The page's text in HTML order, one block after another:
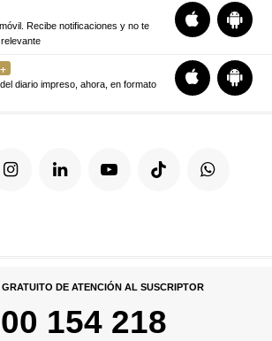
Recibe notificaciones y no te
diario impreso, ahora, en formato
DE ATENCIÓN AL SUSCRIPTOR
154 218